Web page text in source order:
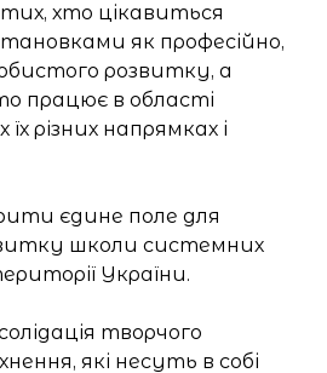
хто цікавиться
як професійно,
розвитку, а
працює в області
різних напрямках і
єдине поле для
школи системних
України.
творчого
які несуть в собі